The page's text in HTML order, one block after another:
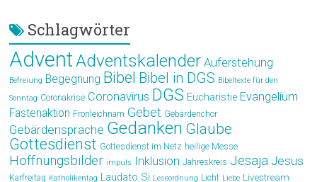
Schlagwörter
AdventAdventskalender Auferstehung
Befreiung Begegnung Bibel Bibel in DGS Bibeltexte für den
Sonntag Coronakrise Coronavirus DGS Eucharistie Evangelium
Fastenaktion Fronleichnam Gebet Gebärdenchor
Gebärdensprache Gedanken Glaube
Gottesdienst Gottesdienst im Netz heilige Messe
Hoffnungsbilder impuls Inklusion Jahreskreis Jesaja Jesus
Karfreitag Katholikentag Laudato Si Leseordnung Licht Liebe Livestream